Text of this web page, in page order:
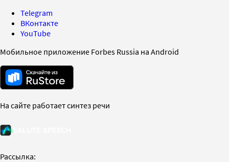
Telegram
ВКонтакте
YouTube
Мобильное приложение Forbes Russia на Android
На сайте работает синтез речи
Рассылка: